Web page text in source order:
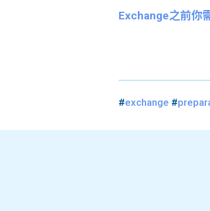
Exchange之前你
#exchange #